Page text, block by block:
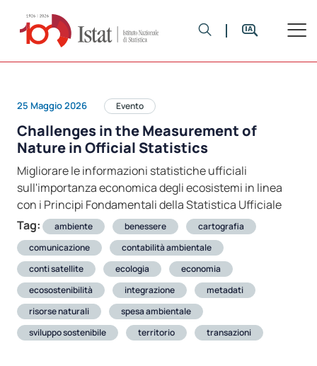
25 Maggio 2026 Evento
Challenges in the Measurement of
Nature in Official Statistics
Migliorare le informazioni statistiche ufficiali
sull'importanza economica degli ecosistemi in linea
con i Principi Fondamentali della Statistica Ufficiale
Tag:
ambiente benessere
cartografia
comunicazione
contabilità ambientale
conti satellite
ecologia
economia
ecosostenibilità
integrazione
metadati
risorse naturali
spesa ambientale
sviluppo sostenibile
territorio transazioni